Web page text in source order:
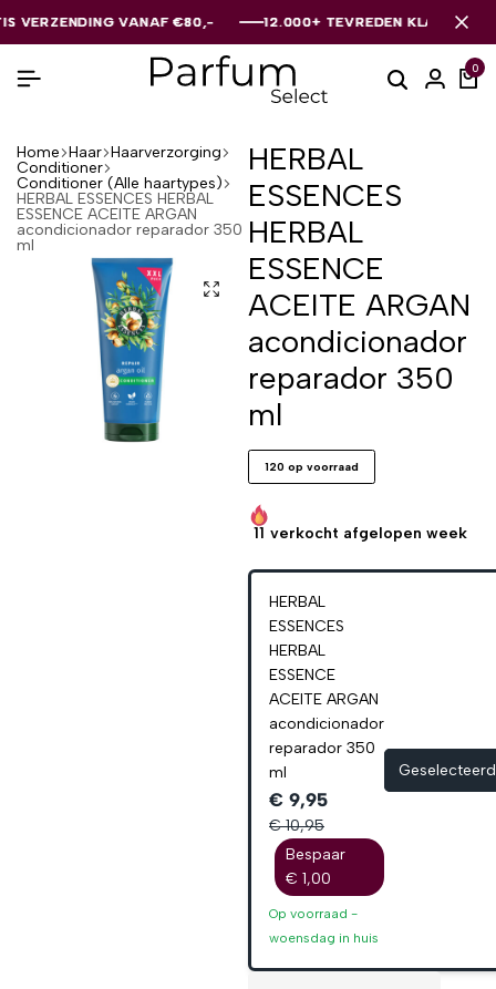
VANAF €80,- 12.000+ TEVREDEN KLANTEN
VANAF €80,- 12.000+ TEVREDEN KLANTEN
VANAF €80,- 12.000+ TEVREDEN KLANTEN
0
Home Haar Haarverzorging
Conditioner
Conditioner (Alle haartypes)
HERBAL ESSENCES HERBAL
ESSENCE ACEITE ARGAN
acondicionador reparador 350
ml
HERBAL
ESSENCES
HERBAL
ESSENCE
ACEITE ARGAN
acondicionador
reparador 350
ml
120 op voorraad
11 verkocht afgelopen week
HERBAL
ESSENCES
HERBAL
ESSENCE
ACEITE ARGAN
acondicionador
reparador 350
ml
€ 9,95
€ 10,95
Bespaar
€ 1,00
Op voorraad -
woensdag in huis
Geselecteerd